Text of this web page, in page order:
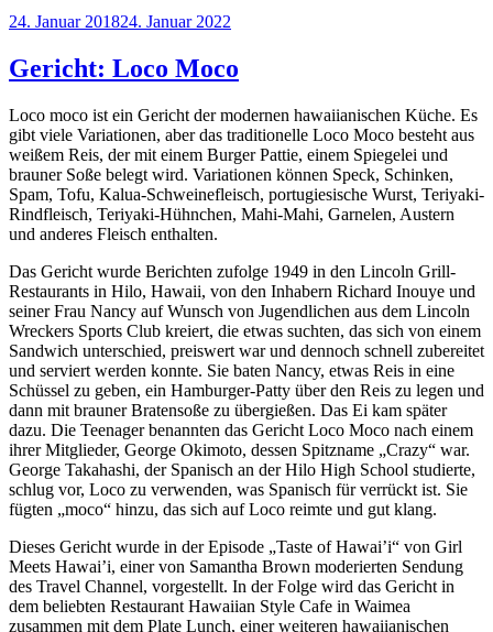
Veröffentlicht
24. Januar 201824. Januar 2022
Gericht: Loco Moco
Loco moco ist ein Gericht der modernen hawaiianischen Küche. Es
gibt viele Variationen, aber das traditionelle Loco Moco besteht aus
weißem Reis, der mit einem Burger Pattie, einem Spiegelei und
brauner Soße belegt wird. Variationen können Speck, Schinken,
Spam, Tofu, Kalua-Schweinefleisch, portugiesische Wurst, Teriyaki-
Rindfleisch, Teriyaki-Hühnchen, Mahi-Mahi, Garnelen, Austern
und anderes Fleisch enthalten.
Das Gericht wurde Berichten zufolge 1949 in den Lincoln Grill-
Restaurants in Hilo, Hawaii, von den Inhabern Richard Inouye und
seiner Frau Nancy auf Wunsch von Jugendlichen aus dem Lincoln
Wreckers Sports Club kreiert, die etwas suchten, das sich von einem
Sandwich unterschied, preiswert war und dennoch schnell zubereitet
und serviert werden konnte. Sie baten Nancy, etwas Reis in eine
Schüssel zu geben, ein Hamburger-Patty über den Reis zu legen und
dann mit brauner Bratensoße zu übergießen. Das Ei kam später
dazu. Die Teenager benannten das Gericht Loco Moco nach einem
ihrer Mitglieder, George Okimoto, dessen Spitzname „Crazy“ war.
George Takahashi, der Spanisch an der Hilo High School studierte,
schlug vor, Loco zu verwenden, was Spanisch für verrückt ist. Sie
fügten „moco“ hinzu, das sich auf Loco reimte und gut klang.
Dieses Gericht wurde in der Episode „Taste of Hawai’i“ von Girl
Meets Hawai’i, einer von Samantha Brown moderierten Sendung
des Travel Channel, vorgestellt. In der Folge wird das Gericht in
dem beliebten Restaurant Hawaiian Style Cafe in Waimea
zusammen mit dem Plate Lunch, einer weiteren hawaiianischen